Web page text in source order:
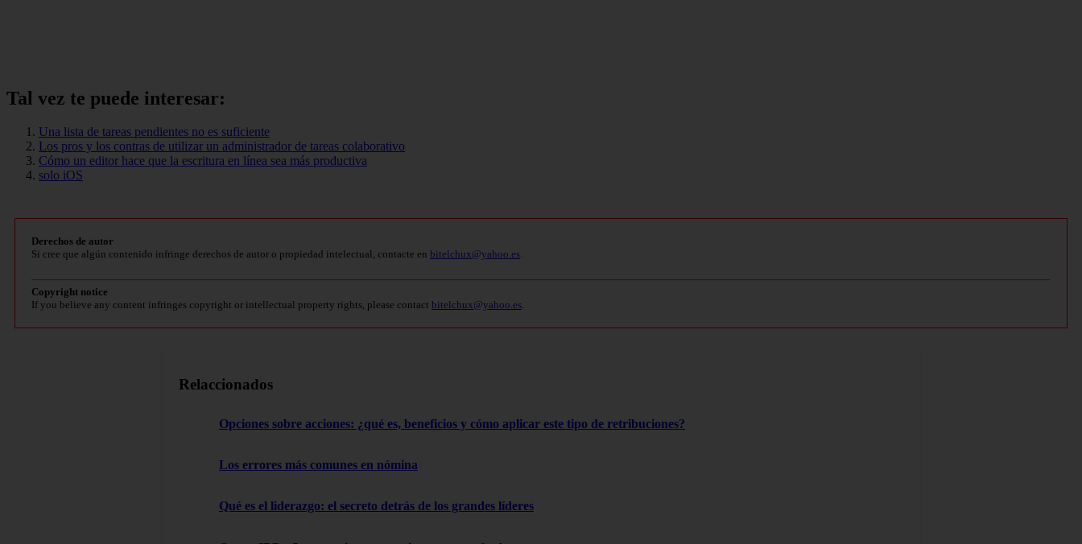
Tal vez te puede interesar:
Una lista de tareas pendientes no es suficiente
Los pros y los contras de utilizar un administrador de tareas colaborativo
Cómo un editor hace que la escritura en línea sea más productiva
solo iOS
Derechos de autor
Si cree que algún contenido infringe derechos de autor o propiedad intelectual, contacte en bitelchux@yahoo.es.
Copyright notice
If you believe any content infringes copyright or intellectual property rights, please contact bitelchux@yahoo.es.
Relaccionados
Opciones sobre acciones: ¿qué es, beneficios y cómo aplicar este tipo de retribuciones?
Los errores más comunes en nómina
Qué es el liderazgo: el secreto detrás de los grandes líderes